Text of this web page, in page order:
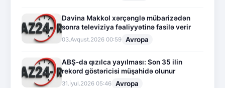
Davina Makkol xərçənglə mübarizədən
sonra televiziya fəaliyyətinə fasilə verir
03.Avqust.2026 00:59 Avropa
ABŞ-da qızılca yayılması: Son 35 ilin
rekord göstəricisi müşahidə olunur
31.İyul.2026 05:46 Avropa